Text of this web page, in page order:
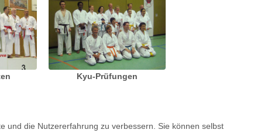
Kyu-Prüfungen
und die Nutzererfahrung zu verbessern. Sie können selbst